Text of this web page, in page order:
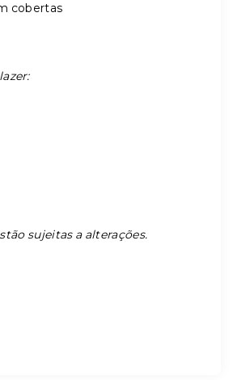
cobertas
sujeitas a alterações.